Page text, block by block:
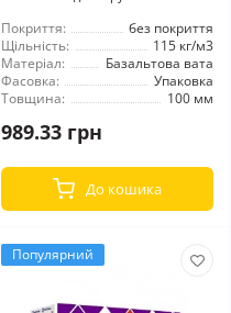
Покриття:
без покриття
Щільність:
115 кг/м3
Матеріал:
Базальтова вата
Фасовка:
Упаковка
Товщина:
100 мм
989.33 грн
До кошика
Популярний